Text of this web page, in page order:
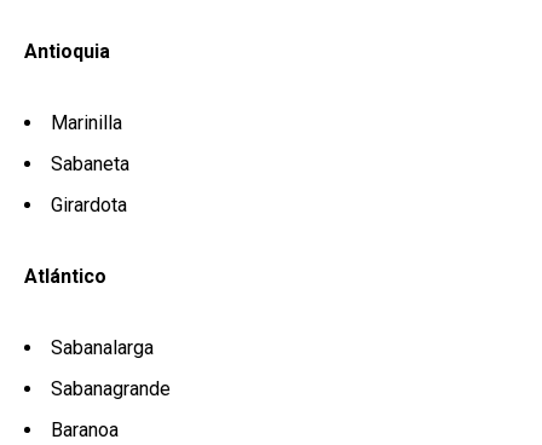
Antioquia
Marinilla
Sabaneta
Girardota
Atlántico
Sabanalarga
Sabanagrande
Baranoa